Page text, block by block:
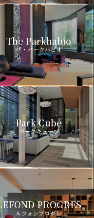
The Parkhabio
ザ・パークハビオ
Park Cube
パークキューブ
PROGRES
ルフォンプログレ